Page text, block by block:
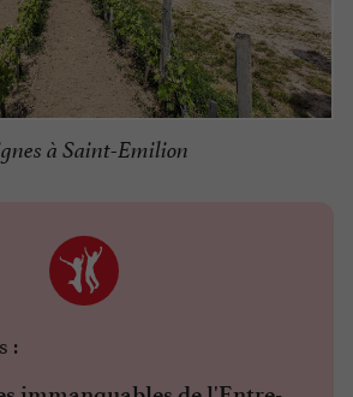
à Saint-Emilion
: